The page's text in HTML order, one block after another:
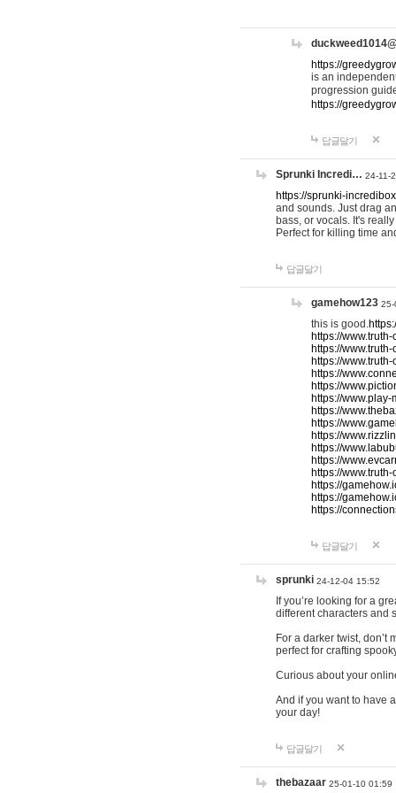
https://
is an
progression
https://
답글달기
Sprunki Incredi… 24-11-
https://sprunki-
and sounds. Just drag
bass, or vocals. It's
Perfect for killing time
답글달기
gamehow123 25-
this is good.
https://
https://
https://
https://
https://
https://
https://
https://
https://
https://
https://
https://
https://
https://
https://
답글달기
sprunki 24-12-04 15:52
If you’re looking for a
different characters and
For a darker twist, don’t
perfect for crafting
Curious about your
And if you want to have
your day!
답글달기
thebazaar 25-01-10 01:59